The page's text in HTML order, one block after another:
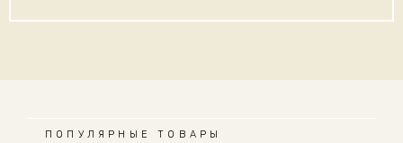
ПОПУЛЯРНЫЕ ТОВАРЫ